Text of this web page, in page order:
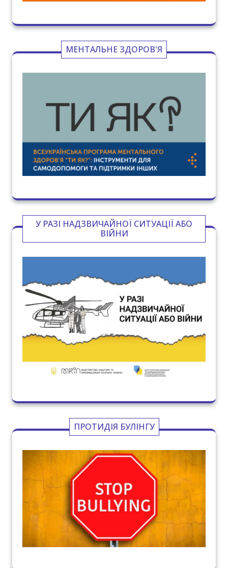
МЕНТАЛЬНЕ ЗДОРОВ'Я
У РАЗІ НАДЗВИЧАЙНОЇ СИТУАЦІЇ АБО
ВІЙНИ
ПРОТИДІЯ БУЛІНГУ